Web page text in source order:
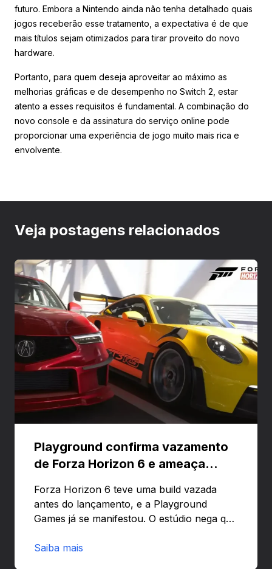
futuro. Embora a Nintendo ainda não tenha detalhado quais
jogos receberão esse tratamento, a expectativa é de que
mais títulos sejam otimizados para tirar proveito do novo
hardware.
Portanto, para quem deseja aproveitar ao máximo as
melhorias gráficas e de desempenho no Switch 2, estar
atento a esses requisitos é fundamental. A combinação do
novo console e da assinatura do serviço online pode
proporcionar uma experiência de jogo muito mais rica e
envolvente.
Veja postagens relacionados
Playground confirma vazamento
de Forza Horizon 6 e ameaça
Forza Horizon 6 teve uma build vazada
antes do lançamento, e a Playground
Games já se manifestou. O estúdio nega que
preload e avisa que quem usar versões não
Saiba mais